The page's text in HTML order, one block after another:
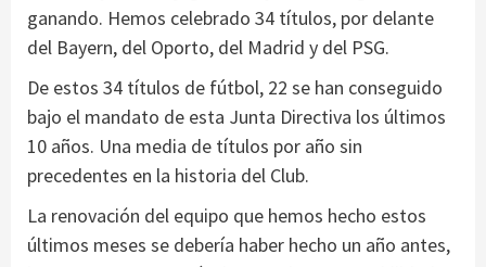
ganando. Hemos celebrado 34 títulos, por delante
del Bayern, del Oporto, del Madrid y del PSG.
De estos 34 títulos de fútbol, ​​22 se han conseguido
bajo el mandato de esta Junta Directiva los últimos
10 años. Una media de títulos por año sin
precedentes en la historia del Club.
La renovación del equipo que hemos hecho estos
últimos meses se debería haber hecho un año antes,